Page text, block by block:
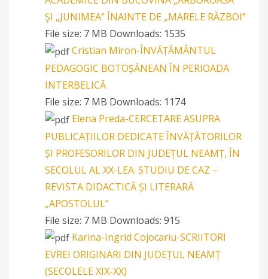
ŞI „JUNIMEA” ÎNAINTE DE „MARELE RĂZBOI”
File size: 7 MB Downloads: 1535
Cristian Miron-ÎNVĂȚĂMÂNTUL
PEDAGOGIC BOTOȘĂNEAN ÎN PERIOADA
INTERBELICĂ
File size: 7 MB Downloads: 1174
Elena Preda-CERCETARE ASUPRA
PUBLICAȚIILOR DEDICATE ÎNVĂȚĂTORILOR
ȘI PROFESORILOR DIN JUDEȚUL NEAMȚ, ÎN
SECOLUL AL XX-LEA. STUDIU DE CAZ –
REVISTA DIDACTICĂ ȘI LITERARĂ
„APOSTOLUL”
File size: 7 MB Downloads: 915
Karina-Ingrid Cojocariu-SCRIITORI
EVREI ORIGINARI DIN JUDEȚUL NEAMȚ
(SECOLELE XIX-XX)